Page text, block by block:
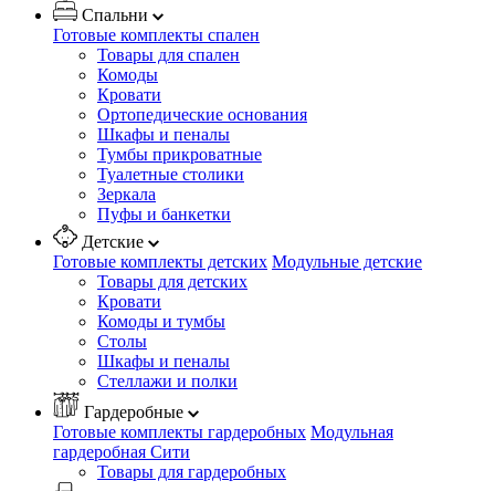
Спальни
Готовые комплекты спален
Товары для спален
Комоды
Кровати
Ортопедические основания
Шкафы и пеналы
Тумбы прикроватные
Туалетные столики
Зеркала
Пуфы и банкетки
Детские
Готовые комплекты детских Модульные детские
Товары для детских
Кровати
Комоды и тумбы
Столы
Шкафы и пеналы
Стеллажи и полки
Гардеробные
Готовые комплекты гардеробных Модульная
гардеробная Сити
Товары для гардеробных